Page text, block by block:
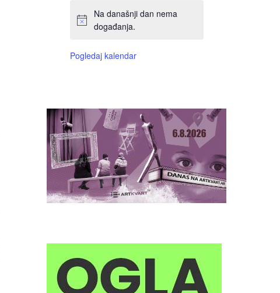
Na današnji dan nema
događanja.
Pogledaj kalendar